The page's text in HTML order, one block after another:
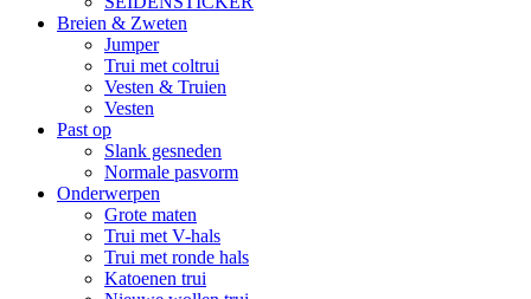
Breien & Zweten
Jumper
Trui met coltrui
Vesten & Truien
Vesten
Past op
Slank gesneden
Normale pasvorm
Onderwerpen
Grote maten
Trui met V-hals
Trui met ronde hals
Katoenen trui